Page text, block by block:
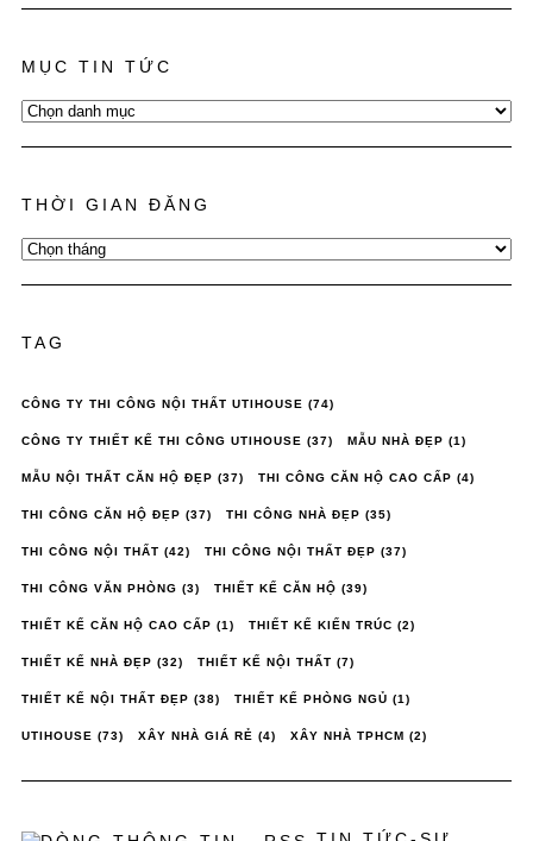
MỤC TIN TỨC
Mục
Tin
THỜI GIAN ĐĂNG
Thời
Gian
TAG
CÔNG TY THI CÔNG NỘI THẤT UTIHOUSE (74)
CÔNG TY THIẾT KẾ THI CÔNG UTIHOUSE (37) MẪU NHÀ ĐẸP (1)
MẪU NỘI THẤT CĂN HỘ ĐẸP (37) THI CÔNG CĂN HỘ CAO CẤP (4)
THI CÔNG CĂN HỘ ĐẸP (37) THI CÔNG NHÀ ĐẸP (35)
THI CÔNG NỘI THẤT (42) THI CÔNG NỘI THẤT ĐẸP (37)
THI CÔNG VĂN PHÒNG (3) THIẾT KẾ CĂN HỘ (39)
THIẾT KẾ CĂN HỘ CAO CẤP (1) THIẾT KẾ KIẾN TRÚC (2)
THIẾT KẾ NHÀ ĐẸP (32) THIẾT KẾ NỘI THẤT (7)
THIẾT KẾ NỘI THẤT ĐẸP (38) THIẾT KẾ PHÒNG NGỦ (1)
UTIHOUSE (73) XÂY NHÀ GIÁ RẺ (4) XÂY NHÀ TPHCM (2)